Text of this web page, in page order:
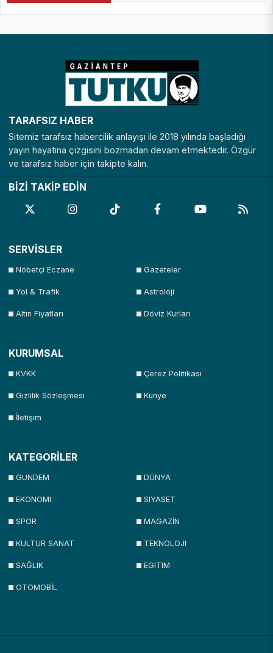
TARAFSIZ HABER
Sitemiz tarafsız habercilik anlayışı ile 2018 yılında başladığı
yayın hayatına çizgisini bozmadan devam etmektedir. Özgür
ve tarafsız haber için takipte kalın.
BİZİ TAKİP EDİN
SERVİSLER
Nöbetçi Eczane Gazeteler
Yol & Trafik Astroloji
Altın Fiyatları Döviz Kurları
KURUMSAL
KVKK Çerez Politikası
Gizlilik Sözleşmesi Künye
İletişim
KATEGORİLER
GUNDEM DÜNYA
EKONOMI SIYASET
SPOR MAGAZİN
KULTUR SANAT TEKNOLOJI
SAĞLIK EGITIM
OTOMOBİL